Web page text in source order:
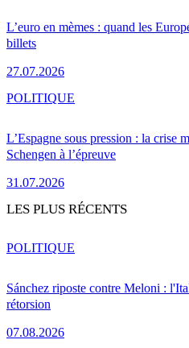
L’euro en mèmes : quand les
billets
27.07.2026
L’Espagne sous pression : la crise
Schengen à l’épreuve
31.07.2026
POLITIQUE
LES PLUS RÉCENTS
Sánchez riposte contre Meloni :
rétorsion
07.08.2026
POLITIQUE